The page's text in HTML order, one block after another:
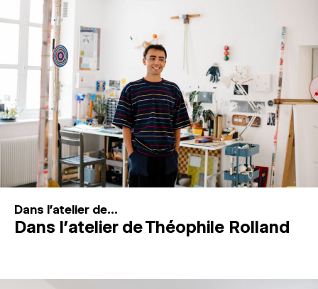
MAGAZINE
ESPACES DE PRATIQUE ARTISTIQUE ↓
Recherche
Connexion
Dans l'atelier de...
Dans l’atelier de Théophile Rolland